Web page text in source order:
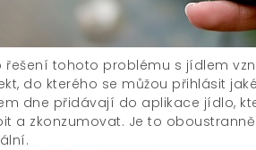
řešení tohoto problému s jídlem
do kterého se můžou přihlásit
dne přidávají do aplikace jídlo,
a zkonzumovat. Je to